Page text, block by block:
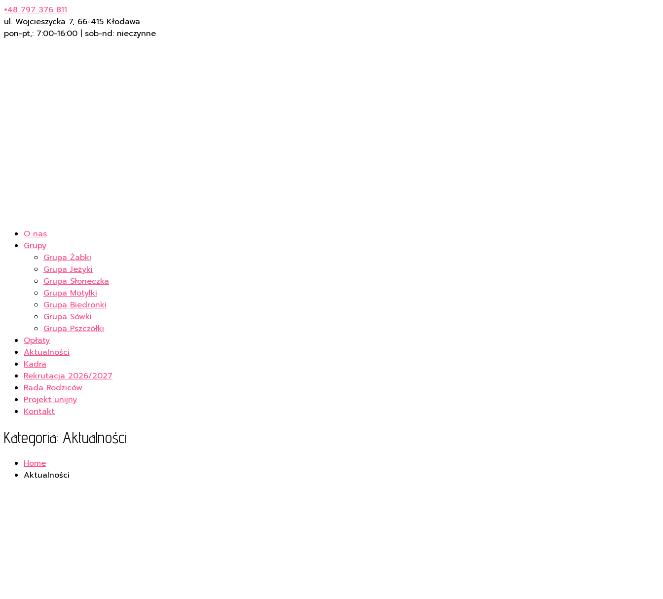
+48 797 376 811
ul. Wojcieszycka 7, 66-415 Kłodawa
pon-pt,: 7:00-16:00 | sob-nd: nieczynne
O nas
Grupy
Grupa Żabki
Grupa Jeżyki
Grupa Słoneczka
Grupa Motylki
Grupa Biedronki
Grupa Sówki
Grupa Pszczółki
Opłaty
Aktualności
Kadra
Rekrutacja 2026/2027
Rada Rodziców
Projekt unijny
Kontakt
Kategoria: Aktualności
Home
Aktualności